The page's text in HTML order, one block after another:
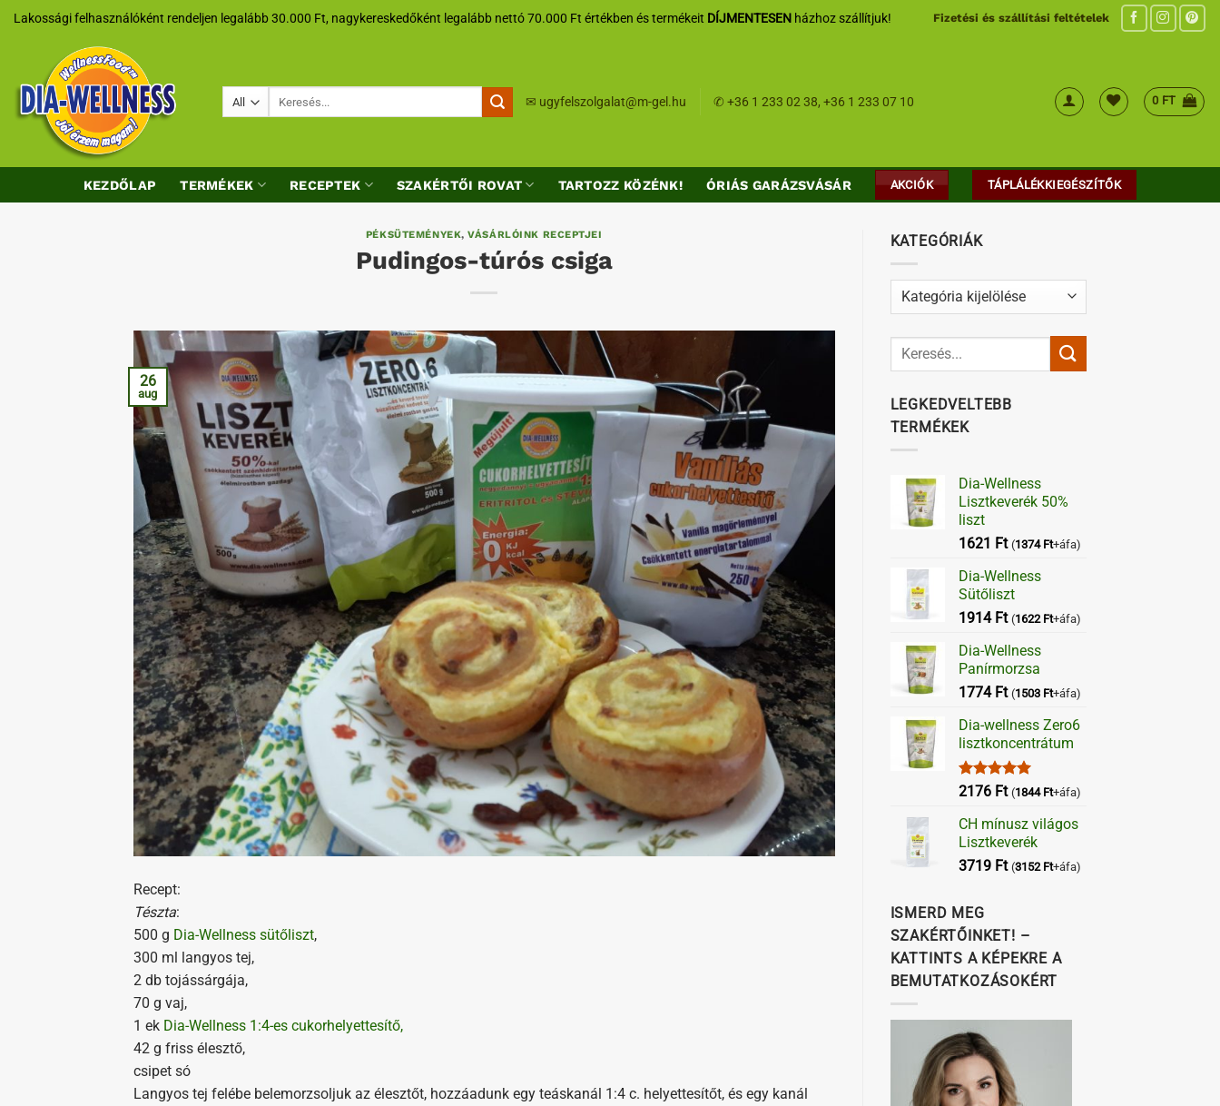
SkipLakossági felhasználóként rendeljen legalább 30.000 Ft, nagykereskedőként legalább nettó 70.000 Ft értékben és termékeit DÍJMENTESEN házhoz szállítjuk! Fizetési és szállítási feltételek
✉ ugyfelszolgalat@m-gel.hu ✆+36 1 233 02 38,+36 1 233 07 10 0 FT
KEZDŐLAP TERMÉKEK RECEPTEK SZAKÉRTŐI ROVAT TARTOZZ KÖZÉNK! ÓRIÁS GARÁZSVÁSÁR AKCIÓK TÁPLÁLÉKKIEGÉSZÍTŐK
PÉKSÜTEMÉNYEK,VÁSÁRLÓINK RECEPTJEI
Pudingos-túrós csiga
26
aug
Recept:
Tészta:
500 g Dia-Wellness sütőliszt,
300 ml langyos tej,
2 db tojássárgája,
70 g vaj,
1 ek Dia-Wellness 1:4-es cukorhelyettesítő,
42 g friss élesztő,
csipet só
Langyos tej felébe belemorzsoljuk az élesztőt, hozzáadunk egy teáskanál 1:4 c. helyettesítőt, és egy kanál
KATEGÓRIÁK
Kategóriák
LEGKEDVELTEBB
TERMÉKEK
Dia-Wellness
Lisztkeverék 50%
liszt
1621 Ft (1374 Ft+áfa)
Dia-Wellness
Sütőliszt
1914 Ft (1622 Ft+áfa)
Dia-Wellness
Panírmorzsa
1774 Ft (1503 Ft+áfa)
Dia-wellness Zero6
lisztkoncentrátum
Értékelés:
2176 Ft (1844 Ft+áfa)
CH mínusz világos
Lisztkeverék
3719 Ft (3152 Ft+áfa)
ISMERD MEG
SZAKÉRTŐINKET! –
KATTINTS A KÉPEKRE A
BEMUTATKOZÁSOKÉRT